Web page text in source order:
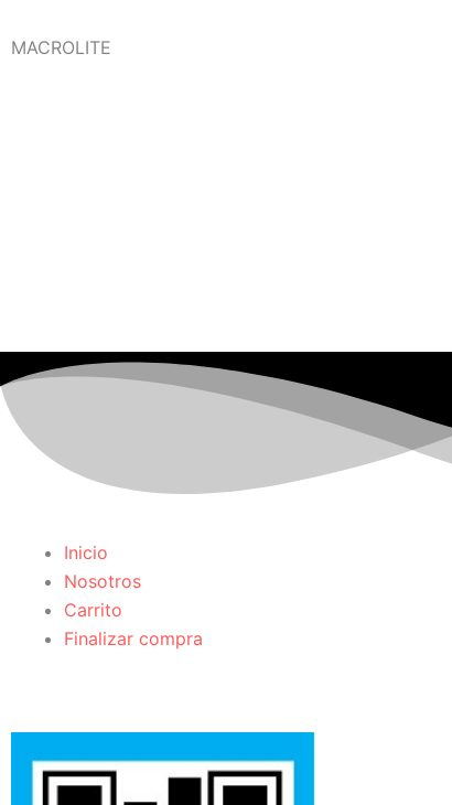
MACROLITE
Inicio
Nosotros
Carrito
Finalizar compra